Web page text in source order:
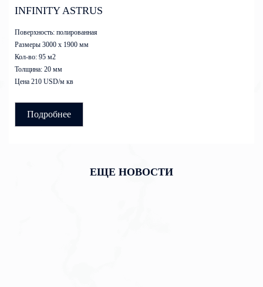
INFINITY ASTRUS
Поверхность: полированная
Размеры 3000 x 1900 мм
Кол-во: 95 м2
Толщина: 20 мм
Цена 210 USD/м кв
Подробнее
ЕЩЕ НОВОСТИ